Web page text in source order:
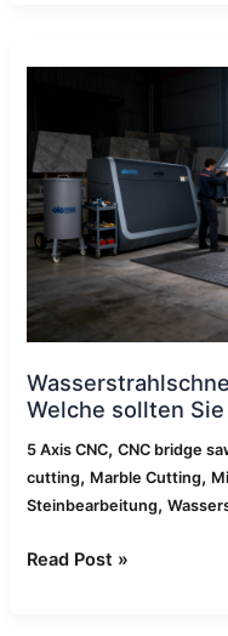
Welche sollten
5 Axis CNC,CNC bridge
cutting, Marble Cutting,
Steinbearbeitung,
Welche
sollten
Sie
wählen?
Read Post »